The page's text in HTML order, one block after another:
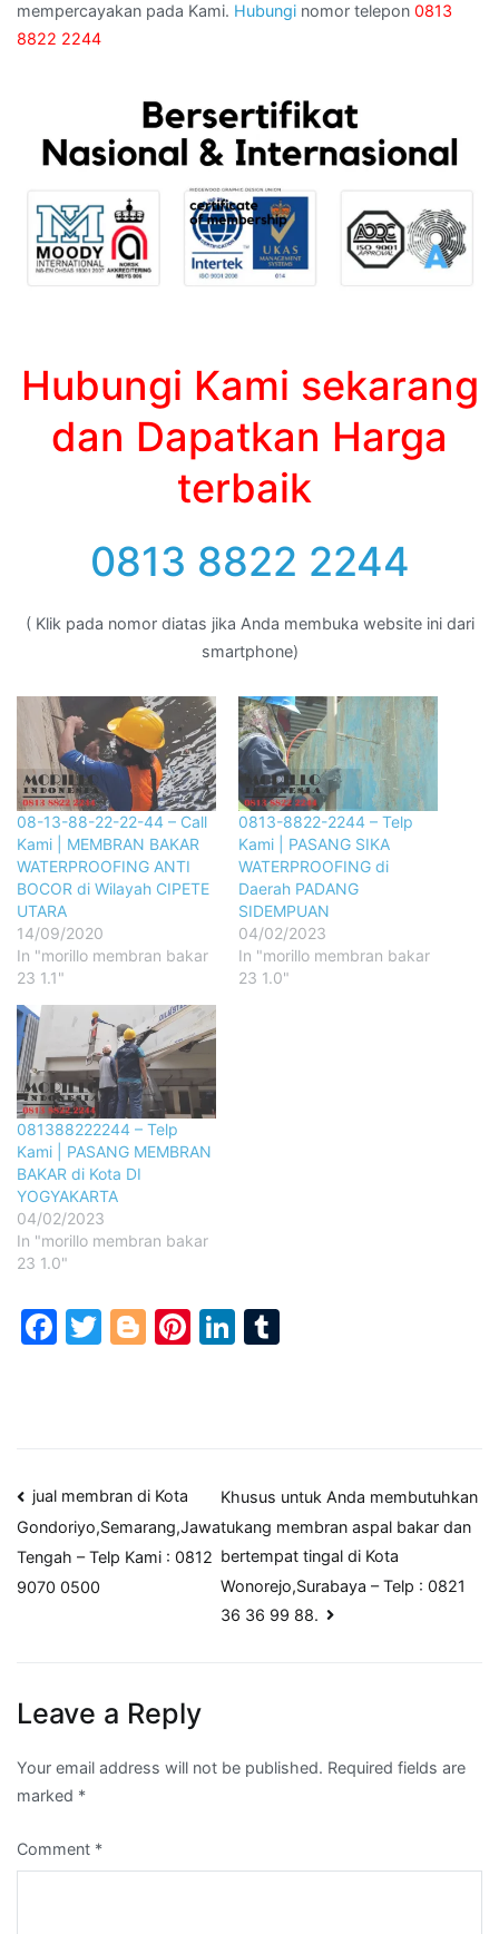
mempercayakan pada Kami. Hubungi nomor telepon 0813
8822 2244
Hubungi Kami sekarang
dan Dapatkan Harga
terbaik
0813 8822 2244
( Klik pada nomor diatas jika Anda membuka website ini dari
smartphone)
08-13-88-22-22-44 – Call
Kami | MEMBRAN BAKAR
WATERPROOFING ANTI
BOCOR di Wilayah CIPETE
UTARA
14/09/2020
In "morillo membran bakar
23 1.1"
0813-8822-2244 – Telp
Kami | PASANG SIKA
WATERPROOFING di
Daerah PADANG
SIDEMPUAN
04/02/2023
In "morillo membran bakar
23 1.0"
081388222244 – Telp
Kami | PASANG MEMBRAN
BAKAR di Kota DI
YOGYAKARTA
04/02/2023
In "morillo membran bakar
23 1.0"
Facebook
Twitter
Blogger
Pinterest
LinkedIn
Post
navigation
jual membran di Kota
Gondoriyo,Semarang,Jawa
Tengah – Telp Kami : 0812
9070 0500
Khusus untuk Anda membutuhkan
tukang membran aspal bakar dan
bertempat tingal di Kota
Wonorejo,Surabaya – Telp : 0821
36 36 99 88.
Leave a Reply
Your email address will not be published. Required fields are
marked *
Comment *